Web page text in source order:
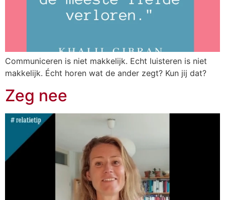
Communiceren is niet makkelijk. Echt luisteren is niet
makkelijk. Écht horen wat de ander zegt? Kun jij dat?
Zeg nee